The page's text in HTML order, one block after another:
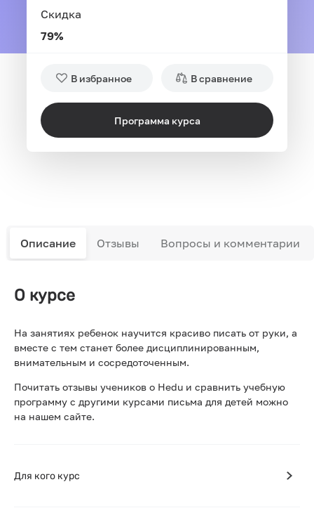
Скидка
79%
В избранное В сравнение
Программа курса
Описание Отзывы Вопросы и комментарии
О курсе
На занятиях ребенок научится красиво писать от руки, а
вместе с тем станет более дисциплинированным,
внимательным и сосредоточенным.
Почитать отзывы учеников о Hedu и сравнить учебную
программу с другими курсами письма для детей можно
на нашем сайте.
Для кого курс